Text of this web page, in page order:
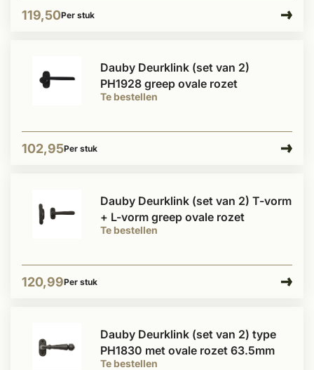
119,50Per stuk
Te bestellen
Dauby Deurklink (set van 2)
PH1928 greep ovale rozet
102,95Per stuk
Te bestellen
Dauby Deurklink (set van 2) T-vorm
+ L-vorm greep ovale rozet
120,99Per stuk
Te bestellen
Dauby Deurklink (set van 2) type
PH1830 met ovale rozet 63.5mm